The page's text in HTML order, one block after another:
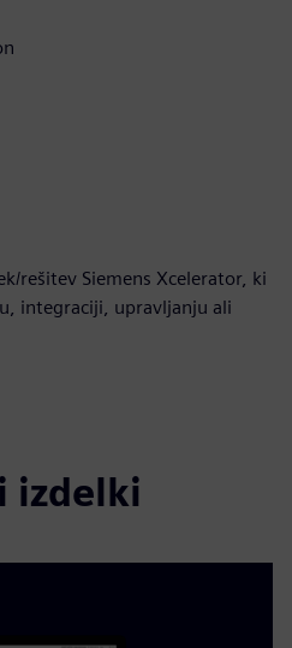
rešitev Siemens Xcelerator, ki
integraciji, upravljanju ali
izdelki